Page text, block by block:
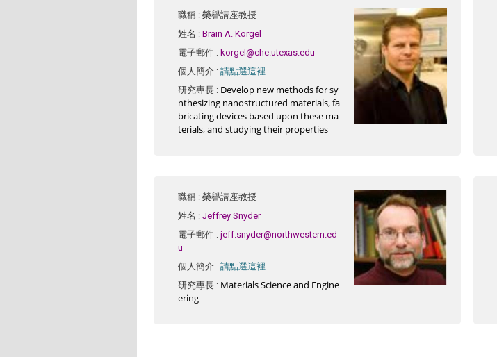
職稱 : 榮譽講座教授
姓名 :Brain A. Korgel
電子郵件 : korgel@che.utexas.edu
個人簡介 :請點選這裡
研究專長 : Develop new methods for sy
nthesizing nanostructured materials, fa
bricating devices based upon these ma
terials, and studying their properties
職稱 : 榮譽講座教授
姓名 :Jeffrey Snyder
電子郵件 :jeff.snyder@northwestern.ed
u
個人簡介 :請點選這裡
研究專長 : Materials Science and Engine
ering